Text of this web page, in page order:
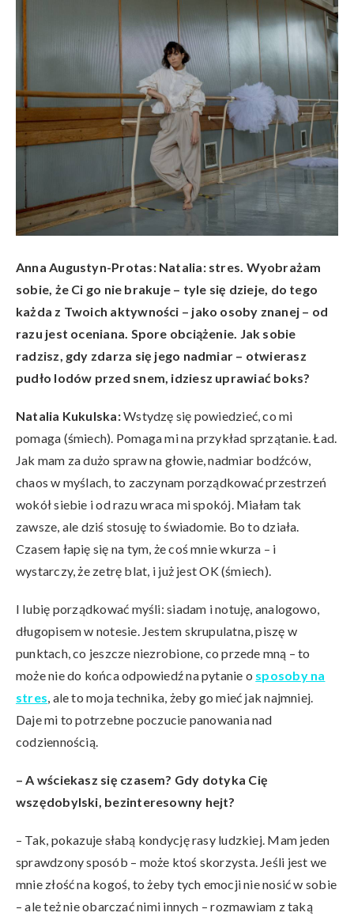
Anna Augustyn-Protas: Natalia:stres. Wyobrażam
sobie, że Ci go nie brakuje – tyle się dzieje, do tego
każda z Twoich aktywności – jako osoby znanej – od
razu jest oceniana. Spore obciążenie. Jak sobie
radzisz, gdy zdarza się jego nadmiar – otwierasz
pudło lodów przed snem, idziesz uprawiać boks?
Natalia Kukulska:Wstydzę się powiedzieć, co mi
pomaga (śmiech). Pomaga mi na przykład sprzątanie. Ład.
Jak mam za dużo spraw na głowie, nadmiar bodźców,
chaos w myślach, to zaczynam porządkować przestrzeń
wokół siebie i od razu wraca mi spokój. Miałam tak
zawsze, ale dziś stosuję to świadomie. Bo to działa.
Czasem łapię się na tym, że coś mnie wkurza – i
wystarczy, że zetrę blat, i już jest OK (śmiech).
I lubię porządkować myśli: siadam i notuję, analogowo,
długopisem w notesie. Jestem skrupulatna, piszę w
punktach, co jeszcze niezrobione, co przede mną – to
może nie do końca odpowiedź na pytanie o sposoby na
stres, ale to moja technika, żeby go mieć jak najmniej.
Daje mi to potrzebne poczucie panowania nad
codziennością.
– A wściekasz się czasem? Gdy dotyka Cię
wszędobylski, bezinteresowny hejt?
– Tak, pokazuje słabą kondycję rasy ludzkiej. Mam jeden
sprawdzony sposób – może ktoś skorzysta. Jeśli jest we
mnie złość na kogoś, to żeby tych emocji nie nosić w sobie
– ale też nie obarczać nimi innych – rozmawiam z taką